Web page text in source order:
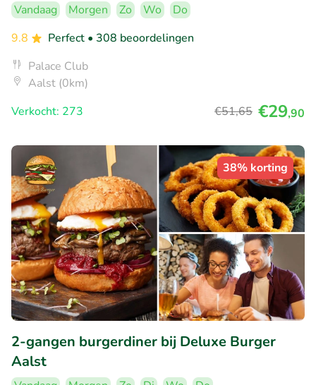
Vandaag Morgen Zo Wo
Do
9.8
Perfect • 308 beoordelingen
Palace Club
Aalst (0km)
Verkocht: 273
€51,65 €29,90
38% korting
2-gangen burgerdiner bij Deluxe Burger
Aalst